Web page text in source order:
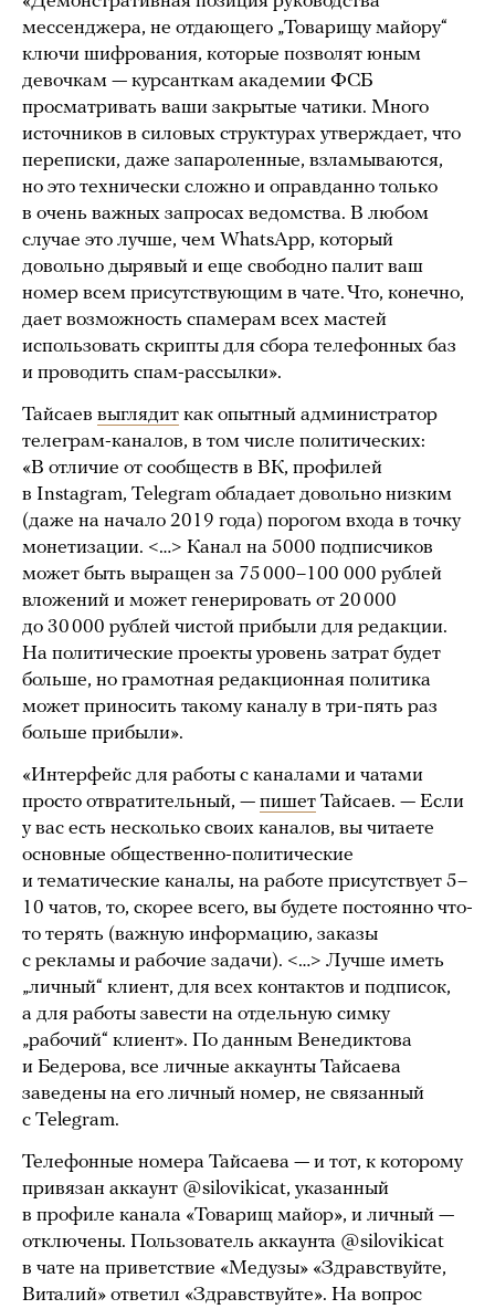
мессенджера, не отдающего „Товарищу майору“
ключи шифрования, которые позволят юным
девочкам — курсанткам академии ФСБ
просматривать ваши закрытые чатики. Много
источников в силовых структурах утверждает, что
переписки, даже запароленные, взламываются,
но это технически сложно и оправданно только
в очень важных запросах ведомства. В любом
случае это лучше, чем WhatsApp, который
довольно дырявый и еще свободно палит ваш
номер всем присутствующим в чате. Что, конечно,
дает возможность спамерам всех мастей
использовать скрипты для сбора телефонных баз
и проводить спам-рассылки».
Тайсаев выглядит как опытный администратор
телеграм-каналов, в том числе политических:
«В отличие от сообществ в ВК, профилей
в Instagram, Telegram обладает довольно низким
(даже на начало 2019 года) порогом входа в точку
монетизации. <…> Канал на 5000 подписчиков
может быть выращен за 75 000–100 000 рублей
вложений и может генерировать от 20 000
до 30 000 рублей чистой прибыли для редакции.
На политические проекты уровень затрат будет
больше, но грамотная редакционная политика
может приносить такому каналу в три-пять раз
больше прибыли».
«Интерфейс для работы с каналами и чатами
просто отвратительный, — пишет Тайсаев. — Если
у вас есть несколько своих каналов, вы читаете
основные общественно-политические
и тематические каналы, на работе присутствует 5–
10 чатов, то, скорее всего, вы будете постоянно что-
то терять (важную информацию, заказы
с рекламы и рабочие задачи). <…> Лучше иметь
„личный“ клиент, для всех контактов и подписок,
а для работы завести на отдельную симку
„рабочий“ клиент». По данным Венедиктова
и Бедерова, все личные аккаунты Тайсаева
заведены на его личный номер, не связанный
с Telegram.
Телефонные номера Тайсаева — и тот, к которому
привязан аккаунт @silovikicat, указанный
в профиле канала «Товарищ майор», и личный —
отключены. Пользователь аккаунта @silovikicat
в чате на приветствие «Медузы» «Здравствуйте,
Виталий» ответил «Здравствуйте». На вопрос